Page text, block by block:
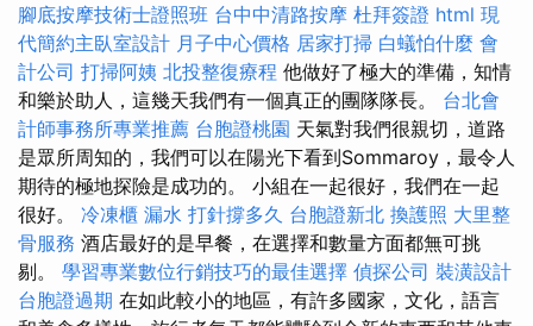
腳底按摩技術士證照班 台中中清路按摩 杜拜簽證 html 現
代簡約主臥室設計 月子中心價格 居家打掃 白蟻怕什麼 會
計公司 打掃阿姨 北投整復療程 他做好了極大的準備，知情
和樂於助人，這幾天我們有一個真正的團隊隊長。 台北會
計師事務所專業推薦 台胞證桃園 天氣對我們很親切，道路
是眾所周知的，我們可以在陽光下看到Sommaroy，最令人
期待的極地探險是成功的。 小組在一起很好，我們在一起
很好。 冷凍櫃 漏水 打針撐多久 台胞證新北 換護照 大里整
骨服務 酒店最好的是早餐，在選擇和數量方面都無可挑
剔。 學習專業數位行銷技巧的最佳選擇 偵探公司 裝潢設計
台胞證過期 在如此較小的地區，有許多國家，文化，語言